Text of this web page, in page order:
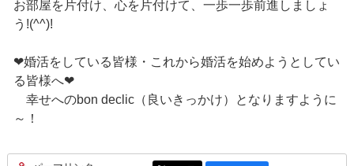
お部屋を片付け、心を片付けて、一歩一歩前進しましょ
う!(^^)!
❤婚活をしている皆様・これから婚活を始めようとしてい
る皆様へ❤
幸せへのbon declic（良いきっかけ）となりますように
～！